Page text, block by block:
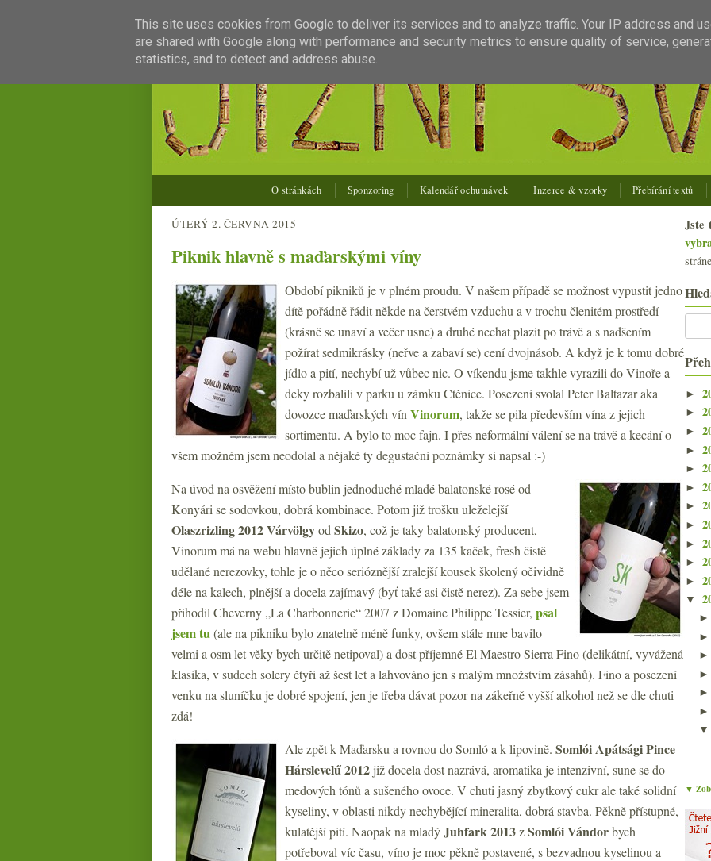
O stránkách Sponzoring Kalendář ochutnávek Inzerce & vzorky Přebírání textů
ÚTERÝ 2. ČERVNA 2015
Piknik hlavně s maďarskými víny
Období pikniků je v plném proudu. V našem případě se možnost vypustit jedno
dítě pořádně řádit někde na čerstvém vzduchu a v trochu členitém prostředí
(krásně se unaví a večer usne) a druhé nechat plazit po trávě a s nadšením
požírat sedmikrásky (neřve a zabaví se) cení dvojnásob. A když je k tomu dobré
jídlo a pití, nechybí už vůbec nic. O víkendu jsme takhle vyrazili do Vinoře a
deky rozbalili v parku u zámku Ctěnice. Posezení svolal Peter Baltazar aka
dovozce maďarských vín Vinorum, takže se pila především vína z jejich
sortimentu. A bylo to moc fajn. I přes neformální válení se na trávě a kecání o
všem možném jsem neodolal a nějaké ty degustační poznámky si napsal :-)
Na úvod na osvěžení místo bublin jednoduché mladé balatonské rosé od
Konyári se sodovkou, dobrá kombinace. Potom již trošku uleželejší
Olaszrizling 2012 Várvölgyod Skizo, což je taky balatonský producent,
Vinorum má na webu hlavně jejich úplné základy za 135 kaček, fresh čistě
udělané nerezovky, tohle je o něco serióznější zralejší kousek školený očividně
déle na kalech, plnější a docela zajímavý (byť také asi čistě nerez). Za sebe jsem
přihodil Cheverny „La Charbonnerie“ 2007 z Domaine Philippe Tessier, psal
jsem tu(ale na pikniku bylo znatelně méně funky, ovšem stále mne bavilo
velmi a osm let věky bych určitě netipoval) a dost příjemné El Maestro Sierra Fino (delikátní, vyvážená
klasika, v sudech solery čtyři až šest let a lahvováno jen s malým množstvím zásahů). Fino a posezení
venku na sluníčku je dobré spojení, jen je třeba dávat pozor na zákeřně vyšší alkohol než se dle chuti
zdá!
Ale zpět k Maďarsku a rovnou do Somló a k lipovině. Somlói Apátsági Pince
Hárslevelű 2012 již docela dost nazrává, aromatika je intenzivní, sune se do
medových tónů a sušeného ovoce. V chuti jasný zbytkový cukr ale také solidní
kyseliny, v oblasti nikdy nechybějící mineralita, dobrá stavba. Pěkně přístupné,
kulatější pití. Naopak na mladýJuhfark 2013zSomlói Vándorbych
potřeboval víc času, víno je moc pěkně postavené, s bezvadnou kyselinou a
Jste
►
►
►
►
►
►
►
►
►
►
►
▼
▼
This site uses cookies from Google to deliver its services and to analyze traffic. Your IP address and
are shared with Google along with performance and security metrics to ensure quality of service,
statistics, and to detect and address abuse.